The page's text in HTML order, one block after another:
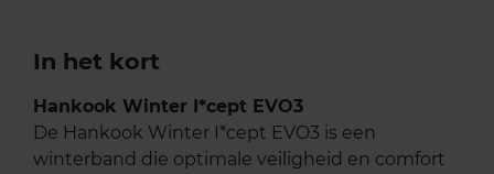
In het kort
Hankook Winter I*cept EVO3
De Hankook Winter I*cept EVO3 is een
winterband die optimale veiligheid en comfort